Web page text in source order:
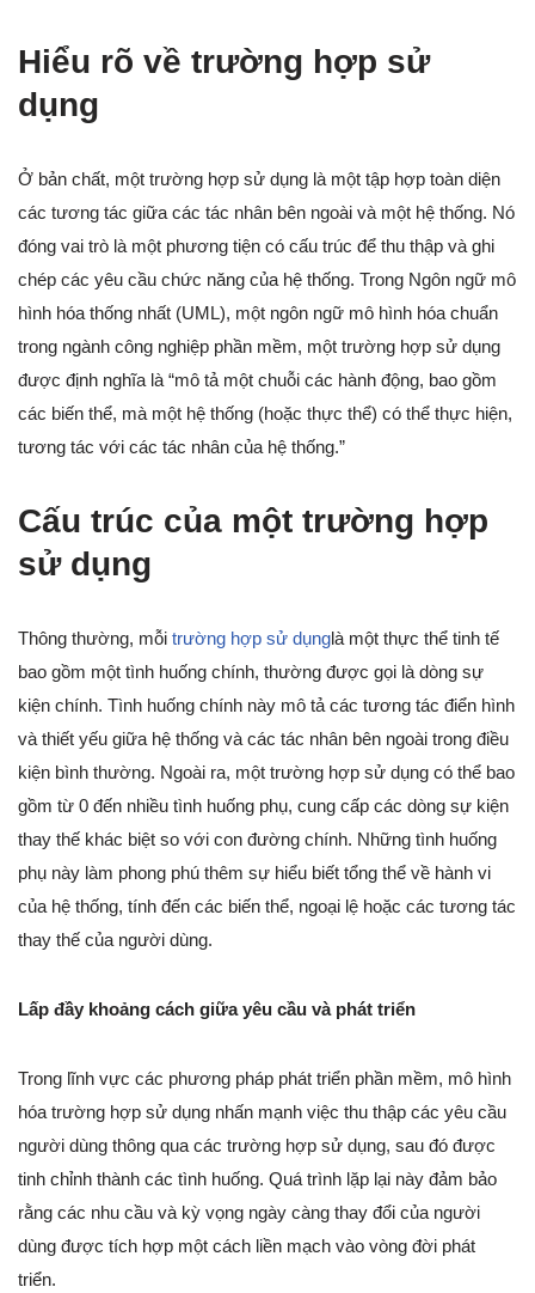
Hiểu rõ về trường hợp sử
dụng
Ở bản chất, một trường hợp sử dụng là một tập hợp toàn diện
các tương tác giữa các tác nhân bên ngoài và một hệ thống. Nó
đóng vai trò là một phương tiện có cấu trúc để thu thập và ghi
chép các yêu cầu chức năng của hệ thống. Trong Ngôn ngữ mô
hình hóa thống nhất (UML), một ngôn ngữ mô hình hóa chuẩn
trong ngành công nghiệp phần mềm, một trường hợp sử dụng
được định nghĩa là “mô tả một chuỗi các hành động, bao gồm
các biến thể, mà một hệ thống (hoặc thực thể) có thể thực hiện,
tương tác với các tác nhân của hệ thống.”
Cấu trúc của một trường hợp
sử dụng
Thông thường, mỗi trường hợp sử dụnglà một thực thể tinh tế
bao gồm một tình huống chính, thường được gọi là dòng sự
kiện chính. Tình huống chính này mô tả các tương tác điển hình
và thiết yếu giữa hệ thống và các tác nhân bên ngoài trong điều
kiện bình thường. Ngoài ra, một trường hợp sử dụng có thể bao
gồm từ 0 đến nhiều tình huống phụ, cung cấp các dòng sự kiện
thay thế khác biệt so với con đường chính. Những tình huống
phụ này làm phong phú thêm sự hiểu biết tổng thể về hành vi
của hệ thống, tính đến các biến thể, ngoại lệ hoặc các tương tác
thay thế của người dùng.
Lấp đầy khoảng cách giữa yêu cầu và phát triển
Trong lĩnh vực các phương pháp phát triển phần mềm, mô hình
hóa trường hợp sử dụng nhấn mạnh việc thu thập các yêu cầu
người dùng thông qua các trường hợp sử dụng, sau đó được
tinh chỉnh thành các tình huống. Quá trình lặp lại này đảm bảo
rằng các nhu cầu và kỳ vọng ngày càng thay đổi của người
dùng được tích hợp một cách liền mạch vào vòng đời phát
triển.